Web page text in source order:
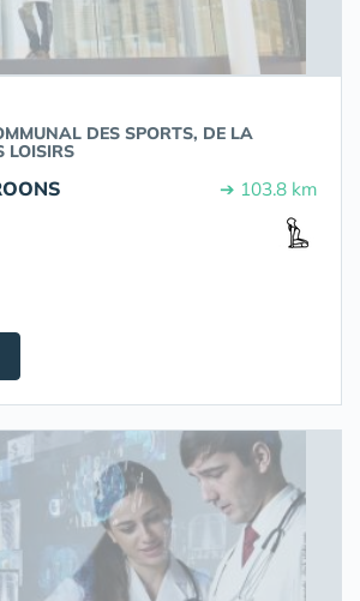
DES SPORTS, DE LA
LOISIRS
➔ 103.8 km